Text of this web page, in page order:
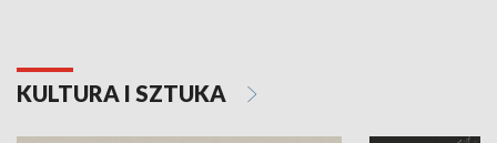
KULTURA I SZTUKA